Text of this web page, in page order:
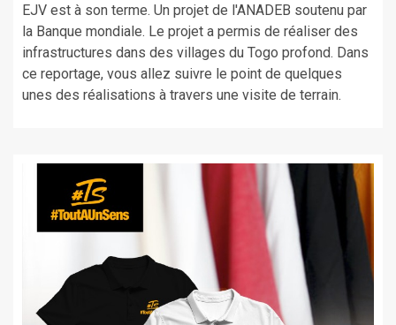
EJV est à son terme. Un projet de l'ANADEB soutenu par
la Banque mondiale. Le projet a permis de réaliser des
infrastructures dans des villages du Togo profond. Dans
ce reportage, vous allez suivre le point de quelques
unes des réalisations à travers une visite de terrain.